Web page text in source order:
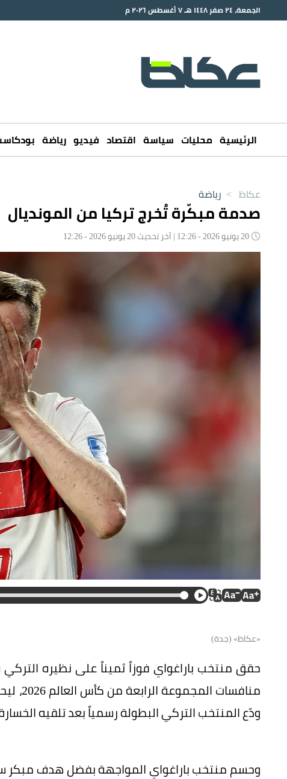
الجمعة، ٢٤ صفر ١٤٤٨ هـ ٧ أغسطس ٢٠٢٦ م
الرئيسية محليات سياسة اقتصاد فيديو رياضة
عكاظ > رياضة
صدمة مبكّرة تُخرج تركيا من المونديال
«عكاظ» (جدة)
حقق منتخب باراغواي فوزاً ثميناً على نظيره
ودّع المنتخب التركي البطولة رسمياً بعد تلقيه الخسارة